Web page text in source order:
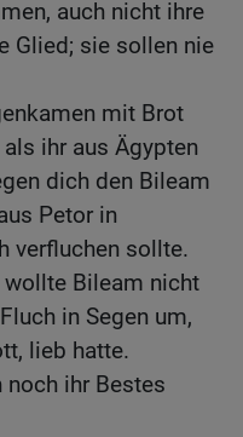
auch nicht ihre
Glied; sie sollen nie
mit Brot
ihr aus Ägypten
dich den Bileam
Petor in
verfluchen sollte.
wollte Bileam nicht
in Segen um,
lieb hatte.
noch ihr Bestes